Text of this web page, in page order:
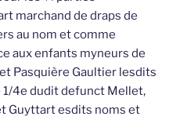
marchand de draps de
au nom et comme
aux enfants myneurs de
Pasquière Gaultier lesdits
4e dudit defunct Mellet,
Guyttart esdits noms et